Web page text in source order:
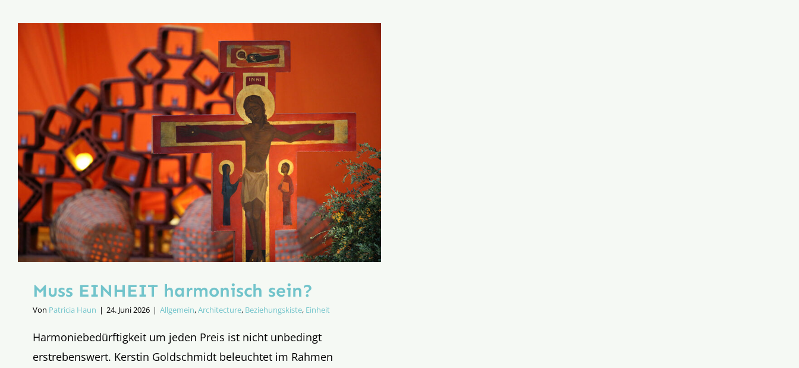
Muss EINHEIT harmonisch sein?
Von Patricia Haun | 24. Juni 2026 | Allgemein,Architecture, Beziehungskiste, Einheit
Harmoniebedürftigkeit um jeden Preis ist nicht unbedingt
erstrebenswert. Kerstin Goldschmidt beleuchtet im Rahmen